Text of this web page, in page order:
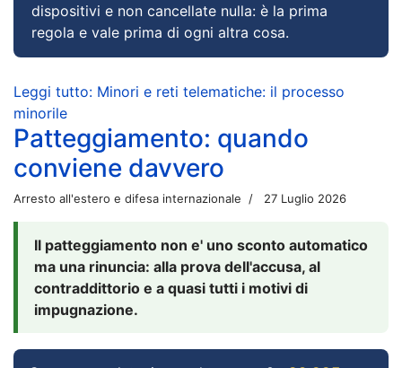
dispositivi e non cancellate nulla: è la prima
regola e vale prima di ogni altra cosa.
Leggi tutto: Minori e reti telematiche: il processo
minorile
Patteggiamento: quando
conviene davvero
Arresto all'estero e difesa internazionale 27 Luglio 2026
Il patteggiamento non e' uno sconto automatico
ma una rinuncia: alla prova dell'accusa, al
contraddittorio e a quasi tutti i motivi di
impugnazione.